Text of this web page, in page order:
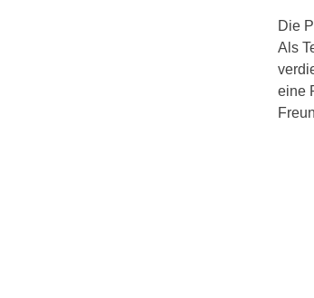
Die
Als
eine